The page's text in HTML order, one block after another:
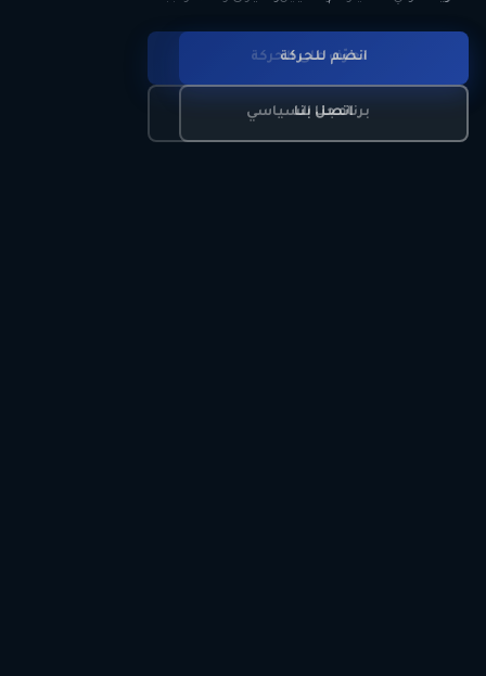
تعرّف على الحركة
برنامجنا السياسي
انضم للحركة
اتصل بنا